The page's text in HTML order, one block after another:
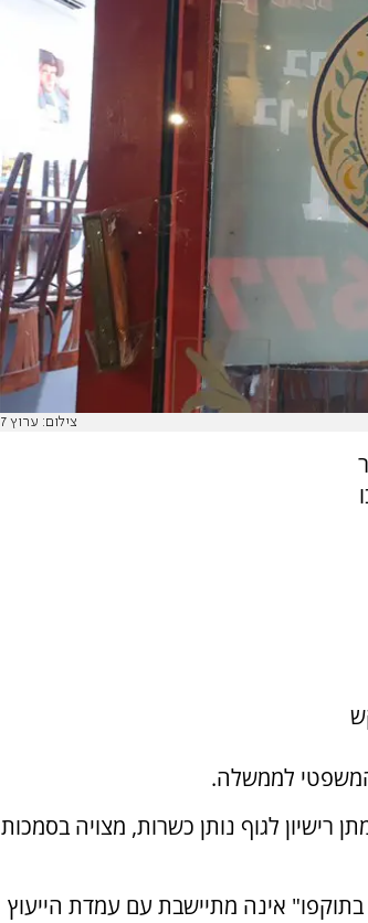
צילום: ערוץ 7
לממשלה.
רישיון לגוף נותן כשרות, מצויה בסמכות
בתוקפו" אינה מתיישבת עם עמדת הייעוץ